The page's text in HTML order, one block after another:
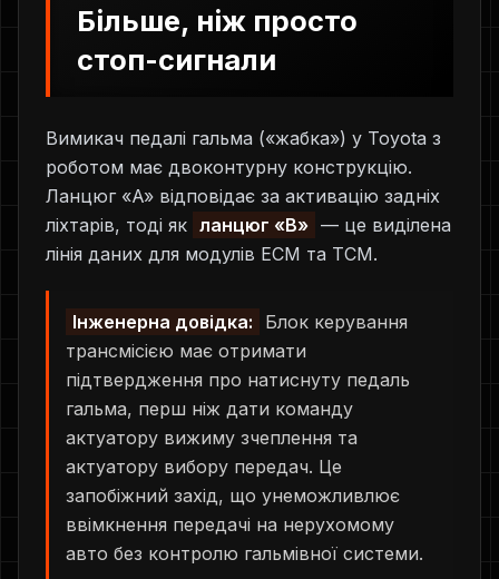
Більше, ніж просто
стоп-сигнали
Вимикач педалі гальма («жабка») у Toyota з
роботом має двоконтурну конструкцію.
Ланцюг «A» відповідає за активацію задніх
ліхтарів, тоді як ланцюг «B» — це виділена
лінія даних для модулів ECM та TCM.
Інженерна довідка:
Блок керування
трансмісією має отримати
підтвердження про натиснуту педаль
гальма, перш ніж дати команду
актуатору вижиму зчеплення та
актуатору вибору передач. Це
запобіжний захід, що унеможливлює
ввімкнення передачі на нерухомому
авто без контролю гальмівної системи.